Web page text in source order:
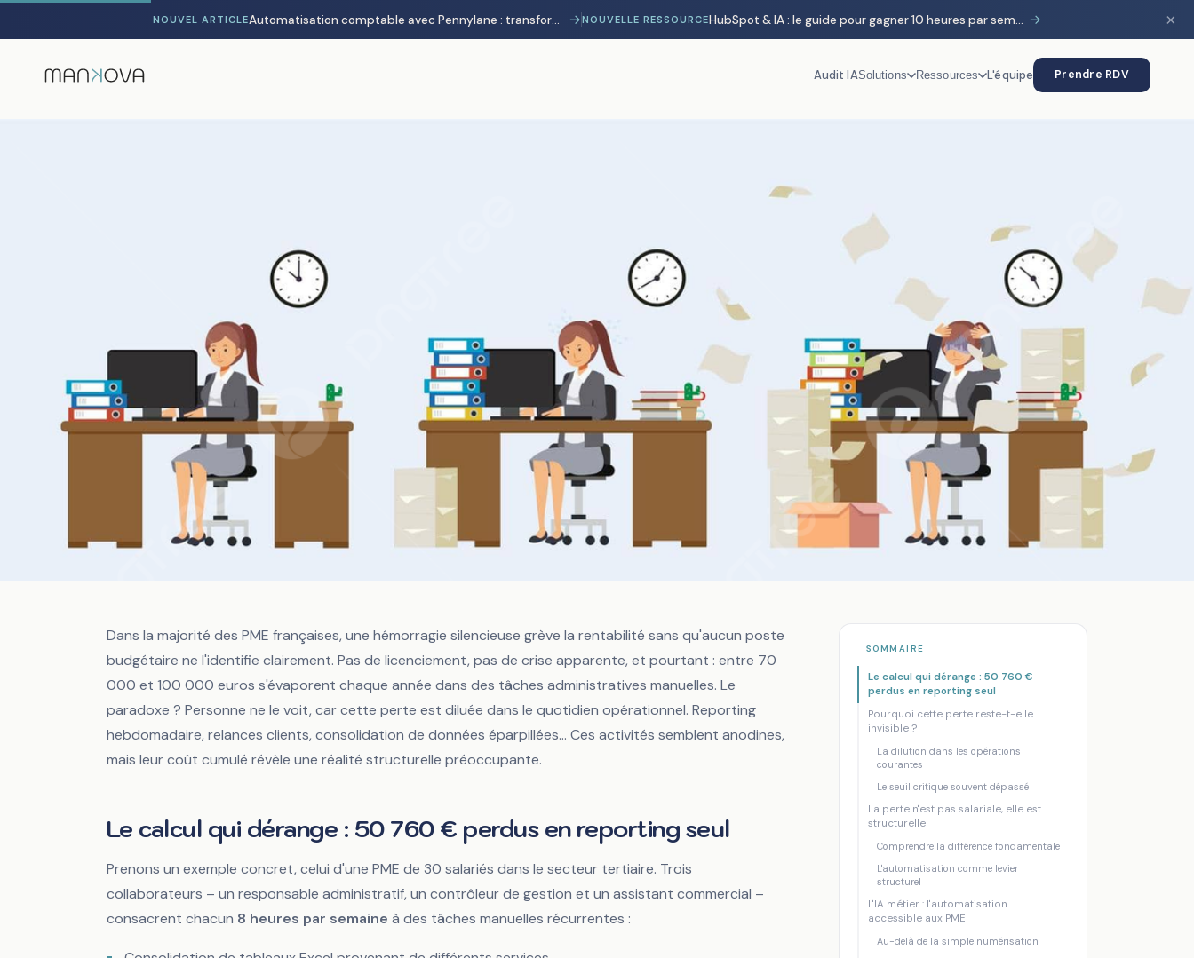
NOUVEL ARTICLE Automatisation comptable avec Pennylane : transformer la charge administrative en avantage stratégique →NOUVELLE RESSOURCE HubSpot & IA : le guide pour gagner 10 heures par semaine → ×
Audit IASolutions Ressources L'équipe Prendre RDV
/Une PME de 30 salariés perd 80 000 € par an sans l...
AUTOMATISATION PME OPTIMISATION PROCESSUS
Une PME de 30 salariés perd 80 000 €
par an sans le savoir : le coût invisible
des tâches manuelles
Mankova Consulting·12 février 2026· 8 min de lecture
Dans la majorité des PME françaises, une hémorragie silencieuse grève la rentabilité sans qu'aucun poste
budgétaire ne l'identifie clairement. Pas de licenciement, pas de crise apparente, et pourtant : entre 70
000 et 100 000 euros s'évaporent chaque année dans des tâches administratives manuelles. Le
paradoxe ? Personne ne le voit, car cette perte est diluée dans le quotidien opérationnel. Reporting
hebdomadaire, relances clients, consolidation de données éparpillées... Ces activités semblent anodines,
mais leur coût cumulé révèle une réalité structurelle préoccupante.
Le calcul qui dérange : 50 760 € perdus en reporting seul
Prenons un exemple concret, celui d'une PME de 30 salariés dans le secteur tertiaire. Trois
collaborateurs – un responsable administratif, un contrôleur de gestion et un assistant commercial –
consacrent chacun 8 heures par semaine à des tâches manuelles récurrentes :
SOMMAIRE
Le calcul qui dérange : 50 760 €
perdus en reporting seul
Pourquoi cette perte reste-t-elle
invisible ?
La dilution dans les opérations
courantes
Le seuil critique souvent dépassé
La perte n'est pas salariale, elle est
structurelle
Comprendre la différence fondamentale
L'automatisation comme levier
structurel
L'IA métier : l'automatisation
accessible aux PME
Au-delà de la simple numérisation